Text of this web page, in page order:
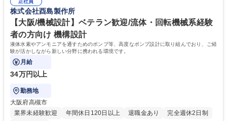
ラント/ベテラン歓迎
正社員
株式会社酉島製作所
【大阪/機械設計】ベテラン歓迎/流体・回転機械系経験
者の方向け 機構設計
液体水素やアンモニアを通すためのポンプ等、高度なポンプ設計に取り組んでおり、ご経
験が活かしながら新しい分野に携われる環境です。
月給
34万円以上
勤務地
大阪府高槻市
業界未経験歓迎
年間休日120日以上 退職金あり
完全週休2日制